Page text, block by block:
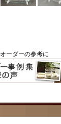
オーダーの参考に